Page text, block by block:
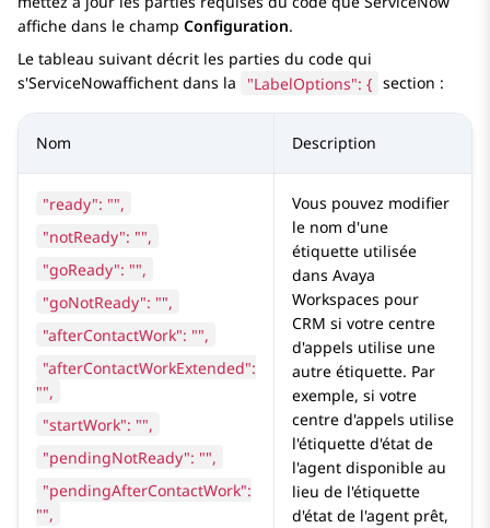
affiche dans le champ Configuration.
Le tableau suivant décrit les parties du code qui
s'ServiceNowaffichent dans la "LabelOptions": { section :
Nom Description
"ready": "",
"notReady": "",
"goReady": "",
"goNotReady": "",
"afterContactWork": "",
"afterContactWorkExtended":
"",
"startWork": "",
"pendingNotReady": "",
"pendingAfterContactWork":
"",
Vous pouvez modifier
le nom d'une
étiquette utilisée
dans Avaya
Workspaces pour
CRM si votre centre
d'appels utilise une
autre étiquette. Par
exemple, si votre
centre d'appels utilise
l'étiquette d'état de
l'agent disponible au
lieu de l'étiquette
d'état de l'agent prêt,